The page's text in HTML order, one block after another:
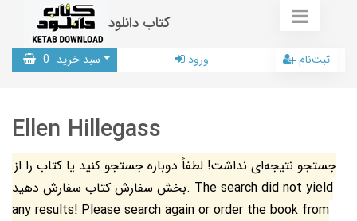
کتاب دانلود
سبد خرید 0 ورود ثبت‌نام
Ellen Hillegass
جستجو نتیجه‌ای نداشت! لطفاً دوباره جستجو کنید یا کتاب را از
بخش سفارش کتاب سفارش دهید. The search did not yield
any results! Please search again or order the book from